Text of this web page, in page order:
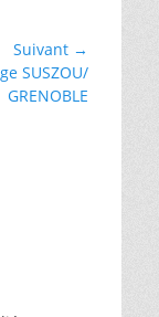
Suivant →
SUSZOU/
GRENOBLE